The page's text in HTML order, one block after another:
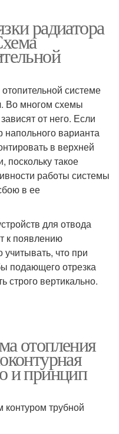
радиатора
системе
Во многом схемы
от него. Если
варианта
в верхней
поскольку такое
работы системы
в ее
для отвода
к появлению
что при
подающего отрезка
строго вертикально.
отопления
и принцип
контуром трубной